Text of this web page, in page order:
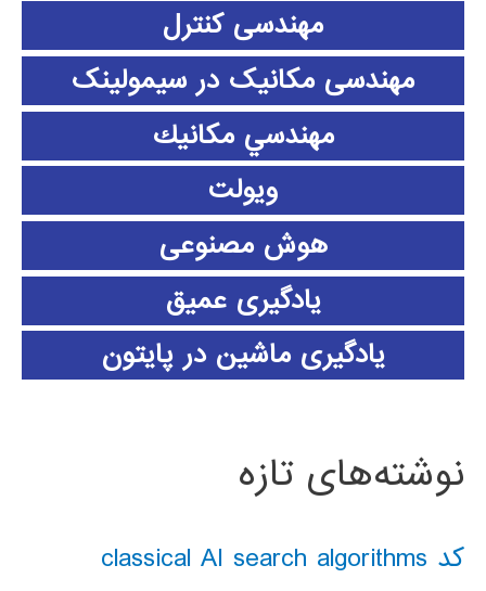
مهندسی کنترل
مهندسی مکانیک در سیمولینک
مهندسي مكانيك
ویولت
هوش مصنوعی
یادگیری عمیق
یادگیری ماشین در پایتون
نوشته‌های تازه
کد classical AI search algorithms